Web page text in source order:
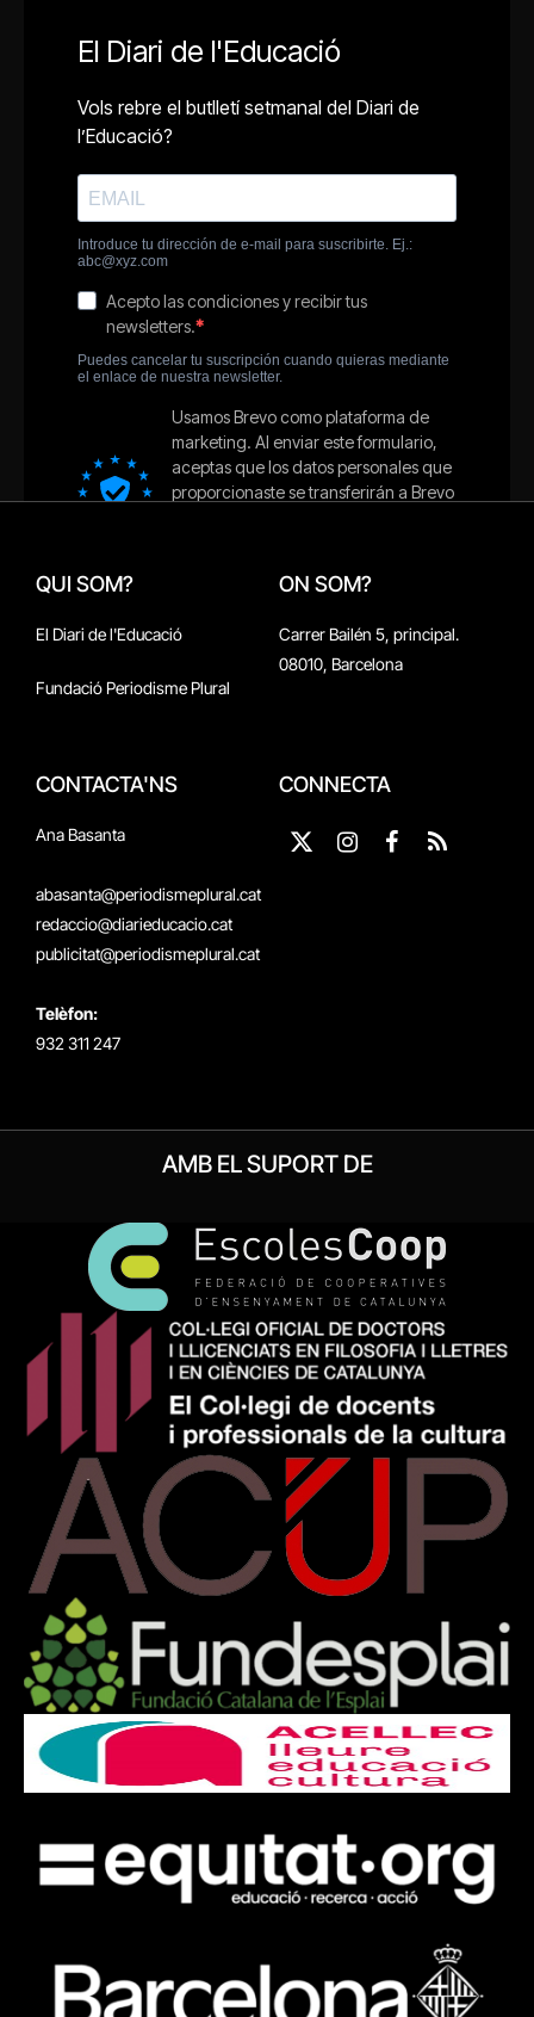
QUI SOM?
El Diari de l'Educació
Fundació Periodisme Plural
ON SOM?
Carrer Bailén 5, principal.
08010, Barcelona
CONTACTA'NS
Ana Basanta
abasanta@periodismeplural.cat
redaccio@diarieducacio.cat
publicitat@periodismeplural.cat
Telèfon:
932 311 247
CONNECTA
X
InstagramFacebook
RSS
AMB EL SUPORT DE